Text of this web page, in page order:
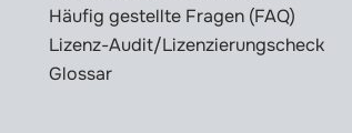
Häufig gestellte Fragen (FAQ)
Lizenz-Audit/Lizenzierungscheck
Glossar